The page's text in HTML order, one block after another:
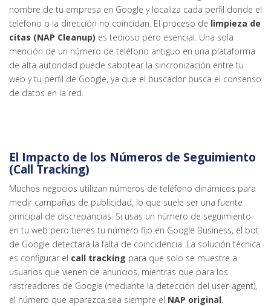
nombre de tu empresa en Google y localiza cada perfil donde el
teléfono o la dirección no coincidan. El proceso de limpieza de
citas (NAP Cleanup) es tedioso pero esencial. Una sola
mención de un número de teléfono antiguo en una plataforma
de alta autoridad puede sabotear la sincronización entre tu
web y tu perfil de Google, ya que el buscador busca el consenso
de datos en la red.
El Impacto de los Números de Seguimiento
(Call Tracking)
Muchos negocios utilizan números de teléfono dinámicos para
medir campañas de publicidad, lo que suele ser una fuente
principal de discrepancias. Si usas un número de seguimiento
en tu web pero tienes tu número fijo en Google Business, el bot
de Google detectará la falta de coincidencia. La solución técnica
es configurar el call tracking para que solo se muestre a
usuarios que vienen de anuncios, mientras que para los
rastreadores de Google (mediante la detección del user-agent),
el número que aparezca sea siempre el NAP original